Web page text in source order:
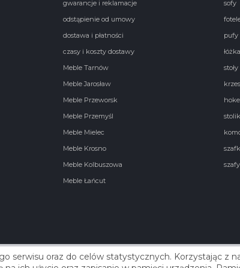
gwarancje i reklamacje
odstąpienie od umowy
dostawa i płatności
czasy i koszty dostawy
Meble Tarnów
Meble Jarosław
Meble Przeworsk
Meble Przemyśl
Meble Mielec
Meble Krosno
Meble Kolbuszowa
Meble Łańcut
sofy
pufy
łóżka
stoły
szafy
serwisu oraz do celów statystycznych. Korzystając z